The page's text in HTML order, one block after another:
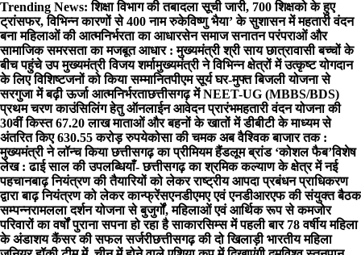
Skip
to
content
Trending News: शिक्षा विभाग की तबादला सूची जारी, 700 शिक्षको के हुए
ट्रांसफर, विभिन्न कारणों से 400 नाम रुकेविष्णु भैया’ के सुशासन में महतारी वंदन
बना महिलाओं की आत्मनिर्भरता का आधारसेन समाज सनातन परंपराओं और
सामाजिक समरसता का मजबूत आधार : मुख्यमंत्री श्री सायछात्रावासी बच्चों के
बीच पहुंचे उप मुख्यमंत्री विजय शर्मामुख्यमंत्री ने विभिन्न क्षेत्रों में उत्कृष्ट योगदान
के लिए विशिष्टजनों को किया सम्मानितपीएम सूर्य घर-मुफ्त बिजली योजना से
सरगुजा में बढ़ी ऊर्जा आत्मनिर्भरताछत्तीसगढ़ में NEET-UG (MBBS/BDS)
प्रथम चरण काउंसिलिंग हेतु ऑनलाईन आवेदन प्रारंभमहतारी वंदन योजना की
30वीं किस्त 67.20 लाख माताओं और बहनों के खातों में डीबीटी के माध्यम से
अंतरित किए 630.55 करोड़ रुपयेकोसा की चमक अब वैश्विक बाजार तक :
मुख्यमंत्री ने लॉन्च किया छत्तीसगढ़ का प्रीमियम हैंडलूम ब्रांड ‘कोशल फैब’विशेष
लेख : ढाई साल की उपलब्धियाँ- छत्तीसगढ़ का श्रमिक कल्याण के क्षेत्र में नई
पहचानबाढ़ नियंत्रण की तैयारियों को लेकर राष्ट्रीय आपदा प्रबंधन प्राधिकरण
द्वारा बाढ़ नियंत्रण को लेकर कान्फ्रेंसएनडीएमए एवं एनडीआरएफ की संयुक्त बैठक
सम्पन्नरामलला दर्शन योजना से बुजुर्गों, महिलाओं एवं आर्थिक रूप से कमजोर
परिवारों का वर्षों पुराना सपना हो रहा है साकारसिम्स में पहली बार 78 वर्षीय महिला
के अंडाशय कैंसर की सफल सर्जरीछत्तीसगढ़ की दो खिलाड़ी भारतीय महिला